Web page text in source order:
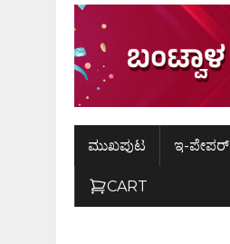
ಮುಖಪುಟ ಇ-ಪೇಪರ್
CART